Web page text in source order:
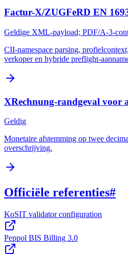
Factur-X/ZUGFeRD EN
Geldige XML-payload; PDF/A-3-
CII-namespace parsing,
verkoper en hybride preflight-
XRechnung-randgeval voor
Geldig
Monetaire afstemming op twee
overschrijving.
Officiële referenties#
KoSIT validator configuration
Peppol BIS Billing 3.0